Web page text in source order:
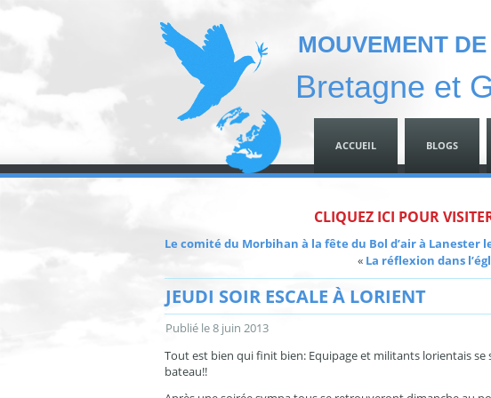
MOUVEMENT
Bretagne et
ACCUEIL BLOGS
CLIQUEZ ICI POUR
Le comité du Morbihan à la fête du Bol d’air à Lanester
« La réflexion dans
JEUDI SOIR ESCALE À LORIENT
Publié le8 juin 2013
Tout est bien qui finit bien: Equipage et militants lorientais
bateau!!